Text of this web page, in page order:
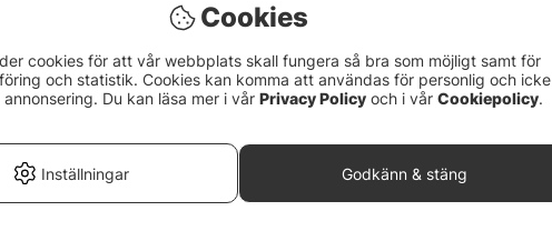
Black Rippton Stellar Light Head Torch Black
Cookies
cookies för att vår webbplats skall fungera så bra som möjligt samt för
och statistik. Cookies kan komma att användas för personlig och icke
Du kan läsa mer i vår Privacy Policy och i vår Cookiepolicy.
Inställningar Godkänn & stäng